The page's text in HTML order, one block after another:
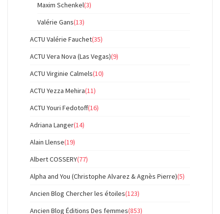
Maxim Schenkel(3)
Valérie Gans(13)
ACTU Valérie Fauchet(35)
ACTU Vera Nova (Las Vegas)(9)
ACTU Virginie Calmels(10)
ACTU Yezza Mehira(11)
ACTU Youri Fedotoff(16)
Adriana Langer(14)
Alain Llense(19)
Albert COSSERY(77)
Alpha and You (Christophe Alvarez & Agnès Pierre)(5)
Ancien Blog Chercher les étoiles(123)
Ancien Blog Éditions Des femmes(853)